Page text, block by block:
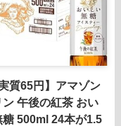
実質65円】アマゾン
ン 午後の紅茶 おい
糖 500ml 24本が1.5